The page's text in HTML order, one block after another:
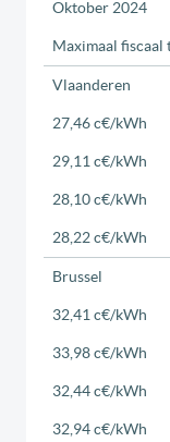
Oktober 2024
Maximaal
Vlaanderen
27,46 c€/kWh
29,11 c€/kWh
28,10 c€/kWh
28,22 c€/kWh
Brussel
32,41 c€/kWh
33,98 c€/kWh
32,44 c€/kWh
32,94 c€/kWh